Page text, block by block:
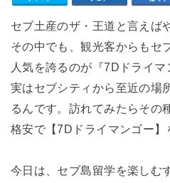
セブ土産のザ・王道と言えば
その中でも、観光客からもセ
人気を誇るのが『7Dドライマ
実はセブシティから至近の場
るんです。訪れてみたらその
格安で【7Dドライマンゴー】
今日は、セブ島留学を楽しむ